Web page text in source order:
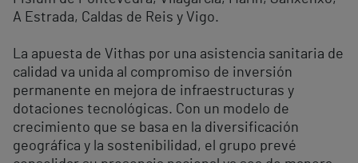
A Estrada, Caldas de Reis y Vigo.
La apuesta de Vithas por una asistencia sanitaria de
calidad va unida al compromiso de inversión
permanente en mejora de infraestructuras y
dotaciones tecnológicas. Con un modelo de
crecimiento que se basa en la diversificación
geográfica y la sostenibilidad, el grupo prevé